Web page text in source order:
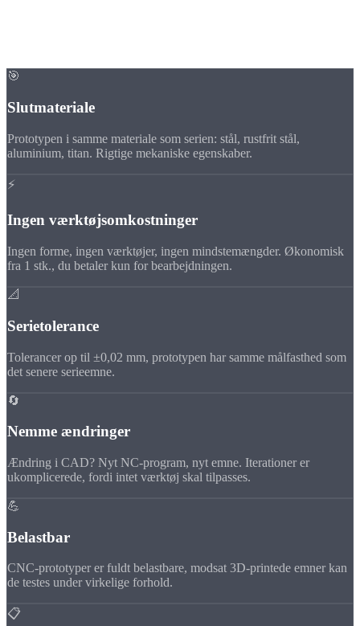
🎯
Slutmateriale
Prototypen i samme materiale som serien: stål, rustfrit stål,
aluminium, titan. Rigtige mekaniske egenskaber.
⚡
Ingen værktøjsomkostninger
Ingen forme, ingen værktøjer, ingen mindstemængder. Økonomisk
fra 1 stk., du betaler kun for bearbejdningen.
📐
Serietolerance
Tolerancer op til ±0,02 mm, prototypen har samme målfasthed som
det senere serieemne.
🔄
Nemme ændringer
Ændring i CAD? Nyt NC-program, nyt emne. Iterationer er
ukomplicerede, fordi intet værktøj skal tilpasses.
💪
Belastbar
CNC-prototyper er fuldt belastbare, modsat 3D-printede emner kan
de testes under virkelige forhold.
📋